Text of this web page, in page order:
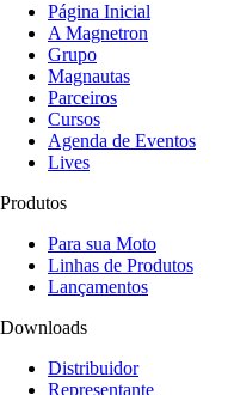
Página Inicial
A Magnetron
Grupo
Magnautas
Parceiros
Cursos
Agenda de Eventos
Lives
Produtos
Para sua Moto
Linhas de Produtos
Lançamentos
Downloads
Distribuidor
Representante